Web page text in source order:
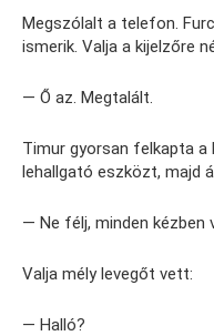
Megszólalt a telefon.
ismerik. Valja a kijelzőre
— Ő az. Megtalált.
Timur gyorsan felkapta
lehallgató eszközt, majd
— Ne félj, minden kézben
Valja mély levegőt vett:
— Halló?